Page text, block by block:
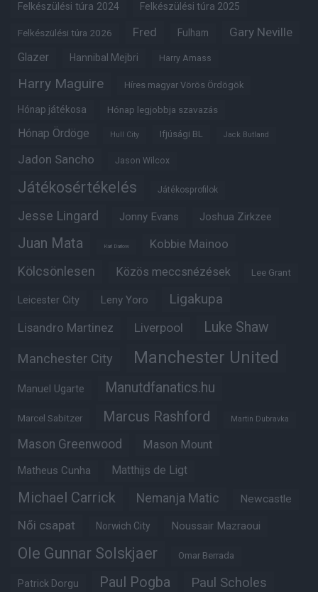
Felkészülési túra 2024 Felkészülési túra 2025
Felkészülési túra 2026 Fred Fulham Gary Neville
Glazer Hannibal Mejbri Harry Amass
Harry Maguire Híres magyar Vörös Ördögök
Hónap játékosa Hónap legjobbja szavazás
Hónap Ördöge Hull City Ifjúsági BL Jack Butland
Jadon Sancho Jason Wilcox
Játékosértékelés Játékosprofilok
Jesse Lingard Jonny Evans Joshua Zirkzee
Juan Mata Karl Darlow Kobbie Mainoo
Kölcsönlesen Közös meccsnézések Lee Grant
Leicester City Leny Yoro Ligakupa
Lisandro Martinez Liverpool Luke Shaw
Manchester City Manchester United
Manuel Ugarte Manutdfanatics.hu
Marcel Sabitzer Marcus Rashford Martin Dubravka
Mason Greenwood Mason Mount
Matheus Cunha Matthijs de Ligt
Michael Carrick Nemanja Matic Newcastle
Női csapat Norwich City Noussair Mazraoui
Ole Gunnar Solskjaer Omar Berrada
Patrick Dorgu Paul Pogba Paul Scholes